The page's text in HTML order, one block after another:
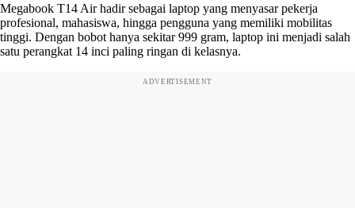
Megabook T14 Air hadir sebagai laptop yang menyasar pekerja
profesional, mahasiswa, hingga pengguna yang memiliki mobilitas
tinggi. Dengan bobot hanya sekitar 999 gram, laptop ini menjadi salah
satu perangkat 14 inci paling ringan di kelasnya.
ADVERTISEMENT